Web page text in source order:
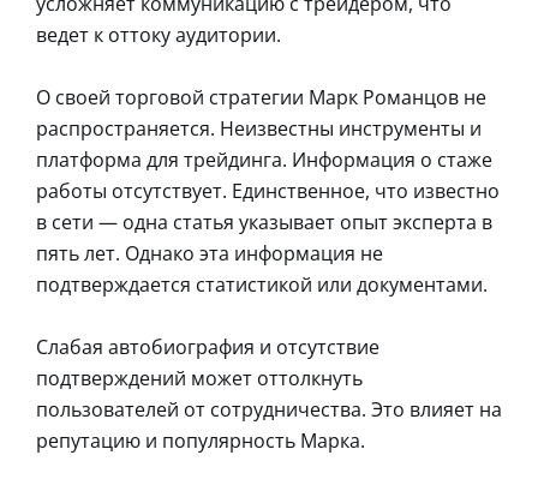
ведет к оттоку аудитории.
О своей торговой стратегии Марк Романцов не
распространяется. Неизвестны инструменты и
платформа для трейдинга. Информация о стаже
работы отсутствует. Единственное, что известно
в сети — одна статья указывает опыт эксперта в
пять лет. Однако эта информация не
подтверждается статистикой или документами.
Слабая автобиография и отсутствие
подтверждений может оттолкнуть
пользователей от сотрудничества. Это влияет на
репутацию и популярность Марка.